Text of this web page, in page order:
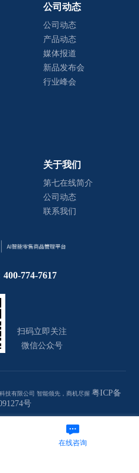
公司动态
公司动态
产品动态
媒体报道
新品发布会
行业峰会
关于我们
第七在线简介
公司动态
联系我们
774-7617
扫码立即关注
微信公众号
技有限公司 智能领先，商机尽握 粤ICP备
号
在线咨询